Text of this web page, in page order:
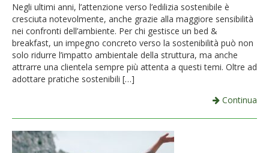
Negli ultimi anni, l’attenzione verso l’edilizia sostenibile è
cresciuta notevolmente, anche grazie alla maggiore sensibilità
nei confronti dell’ambiente. Per chi gestisce un bed &
breakfast, un impegno concreto verso la sostenibilità può non
solo ridurre l’impatto ambientale della struttura, ma anche
attrarre una clientela sempre più attenta a questi temi. Oltre ad
adottare pratiche sostenibili […]
Continua